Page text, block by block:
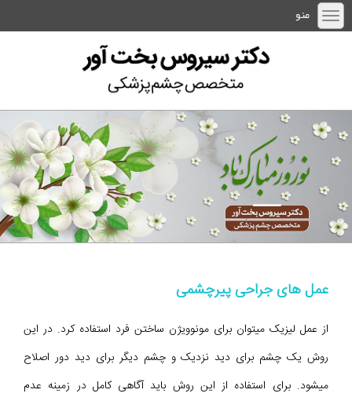
منو
عمل های جراحی پیرچشمی
از عمل لیزیک میتوان برای مونوویژن ساختن فرد استفاده کرد. در این
روش یک چشم برای دید نزدیک و چشم دیگر برای دید دور اصلاح
می‎شود. برای استفاده از این روش باید آگاهی کامل در زمینه عدم